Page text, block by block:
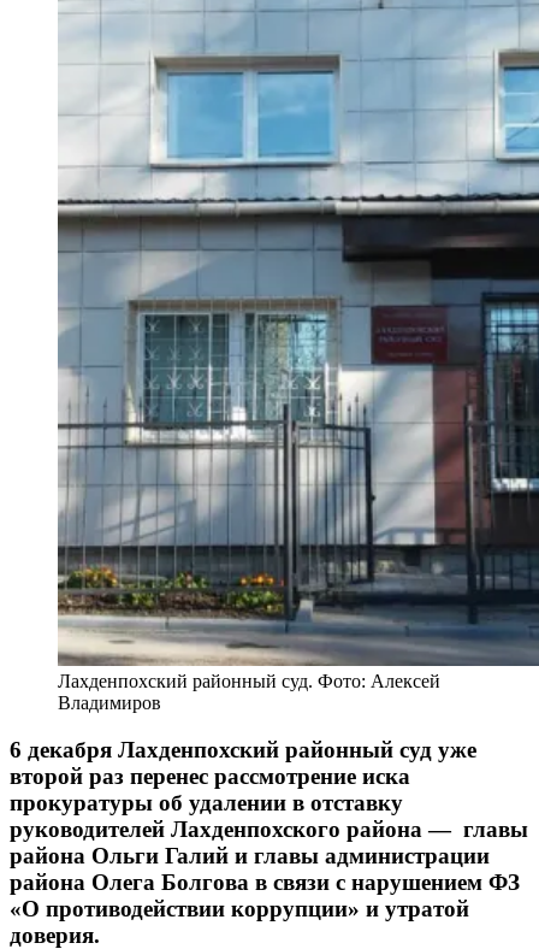
Лахденпохский районный суд. Фото: Алексей
Владимиров
6 декабря Лахденпохский районный суд уже
второй раз перенес рассмотрение иска
прокуратуры об удалении в отставку
руководителей Лахденпохского района — главы
района Ольги Галий и главы администрации
района Олега Болгова в связи с нарушением ФЗ
«О противодействии коррупции» и утратой
доверия.